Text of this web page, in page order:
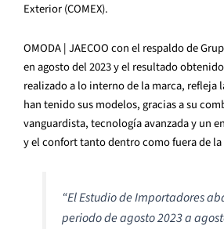
Exterior (COMEX).
OMODA | JAECOO con el respaldo de
en agosto del 2023 y el resultado
realizado a lo interno de la marca, refleja
han tenido sus modelos, gracias a su
vanguardista, tecnología avanzada y un
y el confort tanto dentro como fuera de la
“El Estudio de Importadores
periodo de agosto 2023 a